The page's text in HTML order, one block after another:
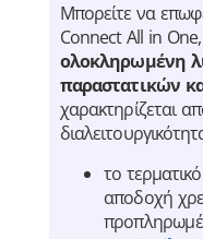
Μπορείτε να
Connect All in One,
ολοκληρωµένη
παραστατικών
χαρακτηρίζεται
το τερματικό
αποδοχή